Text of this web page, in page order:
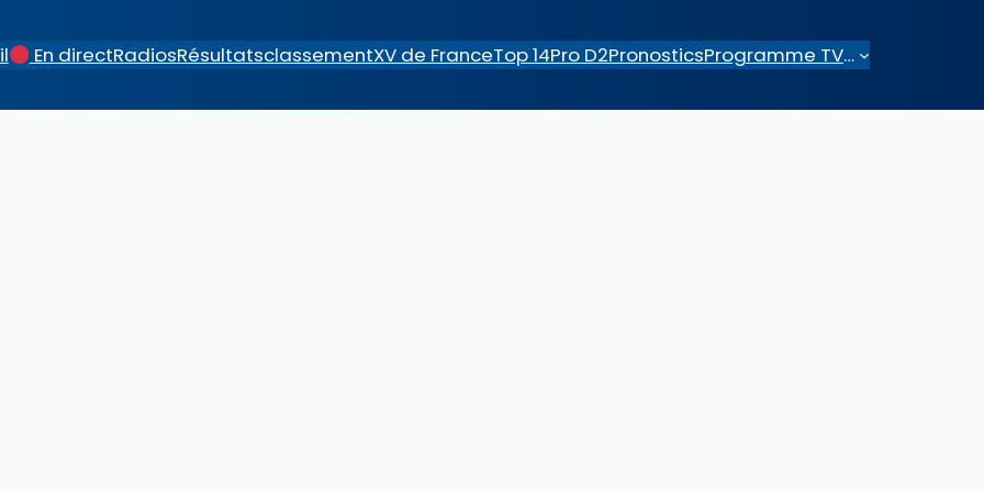
En directRadiosRésultatsclassementXV de FranceTop 14Pro D2PronosticsProgramme TV…